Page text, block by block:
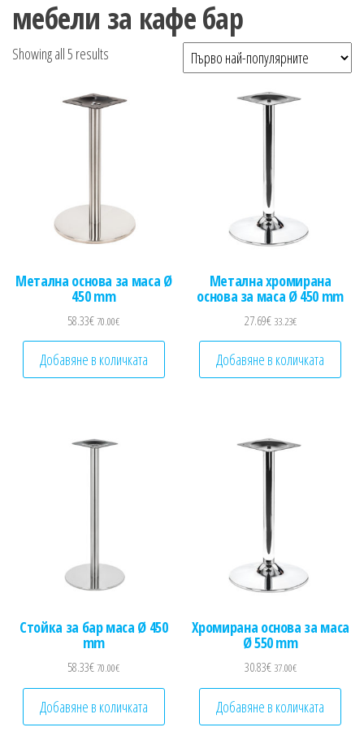
мебели за кафе бар
Showing all 5 results Sorted by popularity
Метална основа за маса Ø
450 mm
58.33€70.00€
Добавяне в количката
Метална хромирана
основа за маса Ø 450 mm
27.69€ 33.23€
Добавяне в количката
Стойка за бар маса Ø 450
mm
58.33€70.00€
Добавяне в количката
Хромирана основа за маса
Ø 550 mm
30.83€ 37.00€
Добавяне в количката